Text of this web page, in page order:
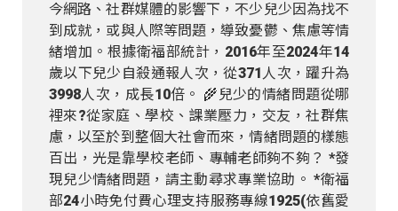
今網路、社群媒體的影響下，不少兒少因為找不
到成就，或與人際等問題，導致憂鬱、焦慮等情
緒增加。根據衛福部統計，2016年至2024年14
歲以下兒少自殺通報人次，從371人次，躍升為
3998人次，成長10倍。 🌾兒少的情緒問題從哪
裡來?從家庭、學校、課業壓力，交友，社群焦
慮，以至於到整個大社會而來，情緒問題的樣態
百出，光是靠學校老師、專輔老師夠不夠？ *發
現兒少情緒問題，請主動尋求專業協助。 *衛福
部24小時免付費心理支持服務專線1925(依舊愛